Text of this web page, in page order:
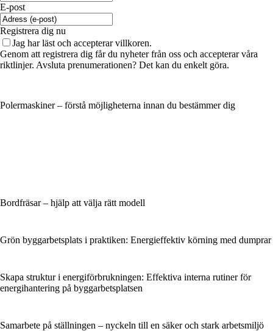
E-post
Registrera dig nu
Jag har läst och accepterar villkoren.
Genom att registrera dig får du nyheter från oss och accepterar våra
riktlinjer. Avsluta prenumerationen? Det kan du enkelt göra.
Polermaskiner – förstå möjligheterna innan du bestämmer dig
Bordfräsar – hjälp att välja rätt modell
Grön byggarbetsplats i praktiken: Energieffektiv körning med dumprar
Skapa struktur i energiförbrukningen: Effektiva interna rutiner för
energihantering på byggarbetsplatsen
Samarbete på ställningen – nyckeln till en säker och stark arbetsmiljö